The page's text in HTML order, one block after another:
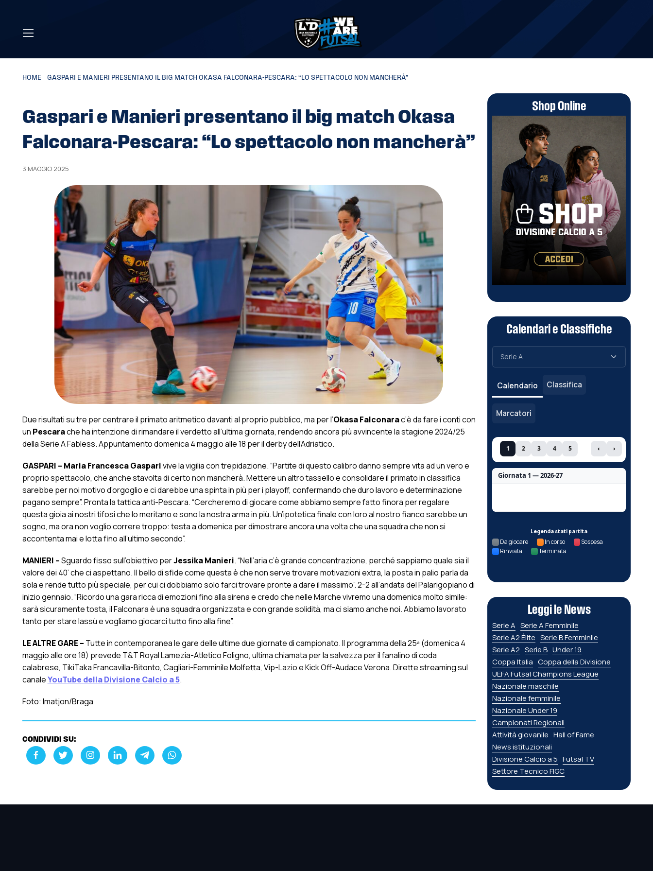
HOME GASPARI E MANIERI PRESENTANO IL BIG MATCH OKASA FALCONARA-PESCARA: “LO SPETTACOLO NON MANCHERÀ”
Gaspari e Manieri presentano il big match Okasa
Falconara-Pescara: “Lo spettacolo non mancherà”
3 MAGGIO 2025
Due risultati su tre per centrare il primato aritmetico davanti al proprio pubblico, ma per l’Okasa Falconarac’è da fare i conti con
un Pescarache ha intenzione di rimandare il verdetto all’ultima giornata, rendendo ancora più avvincente la stagione 2024/25
della Serie A Fabless. Appuntamento domenica 4 maggio alle 18 per il derby dell’Adriatico.
GASPARI – Maria Francesca Gasparivive la vigilia con trepidazione. “Partite di questo calibro danno sempre vita ad un vero e
proprio spettacolo, che anche stavolta di certo non mancherà. Mettere un altro tassello e consolidare il primato in classifica
sarebbe per noi motivo d’orgoglio e ci darebbe una spinta in più per i playoff, confermando che duro lavoro e determinazione
pagano sempre”. Pronta la tattica anti-Pescara. “Cercheremo di giocare come abbiamo sempre fatto finora per regalare
questa gioia ai nostri tifosi che lo meritano e sono la nostra arma in più. Un’ipotetica finale con loro al nostro fianco sarebbe un
sogno, ma ora non voglio correre troppo: testa a domenica per dimostrare ancora una volta che una squadra che non si
accontenta mai e lotta fino all’ultimo secondo”.
MANIERI –Sguardo fisso sull’obiettivo perJessika Manieri. “Nell’aria c’è grande concentrazione, perché sappiamo quale sia il
valore dei 40’ che ci aspettano. Il bello di sfide come questa è che non serve trovare motivazioni extra, la posta in palio parla da
sola e rende tutto più speciale, per cui ci dobbiamo solo farci trovare pronte a dare il massimo”. 2-2 all’andata del Palarigopiano di
inizio gennaio. “Ricordo una gara ricca di emozioni fino alla sirena e credo che nelle Marche vivremo una domenica molto simile:
sarà sicuramente tosta, il Falconara è una squadra organizzata e con grande solidità, ma ci siamo anche noi. Abbiamo lavorato
tanto per stare lassù e vogliamo giocarci tutto fino alla fine”.
LE ALTRE GARE – Tutte in contemporanea le gare delle ultime due giornate di campionato. Il programma della 25ª (domenica 4
maggio alle ore 18) prevede T&T Royal Lamezia-Atletico Foligno, ultima chiamata per la salvezza per il fanalino di coda
calabrese, TikiTaka Francavilla-Bitonto, Cagliari-Femminile Molfetta, Vip-Lazio e Kick Off-Audace Verona. Dirette streaming sul
canaleYouTube della Divisione Calcio a 5.
Foto: Imatjon/Braga
CONDIVIDI SU:
Shop Online
Calendari e Classifiche
Calendario Classifica
Marcatori
1 2 3 4 5 ‹ ›
Giornata 1 — 2026-27
Legenda stati partita
Da giocare In corso
Sospesa
Rinviata
Terminata
Leggi le News
Serie A Serie A Femminile
Serie A2 Élite Serie B Femminile
Serie A2 Serie B Under 19
Coppa Italia Coppa della Divisione
UEFA Futsal Champions League
Nazionale maschile
Nazionale femminile
Nazionale Under 19
Campionati Regionali
Attività giovanile Hall of Fame
News istituzionali
Divisione Calcio a 5 Futsal TV
Settore Tecnico FIGC